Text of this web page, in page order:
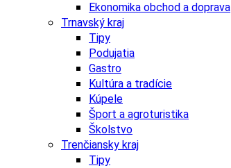
Ekonomika obchod a doprava
Trnavský kraj
Tipy
Podujatia
Gastro
Kultúra a tradície
Kúpele
Šport a agroturistika
Školstvo
Trenčiansky kraj
Tipy